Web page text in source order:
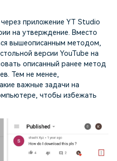
приложение YT Studio
на утверждение. Вместо
вышеописанным методом,
версии YouTube на
описанный ранее метод
Тем не менее,
важные задачи на
чтобы избежать